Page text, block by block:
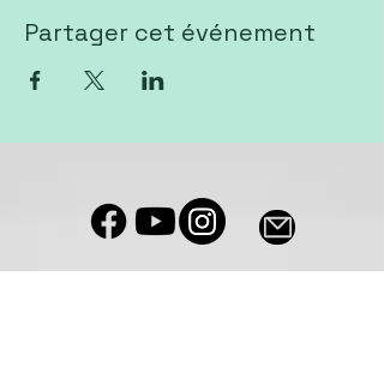
Partager cet événement